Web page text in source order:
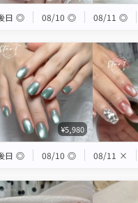
日 ◎ 08/10 ◎ 08/11 ◎
¥5,980
日 ◎ 08/10 ◎ 08/11 ×